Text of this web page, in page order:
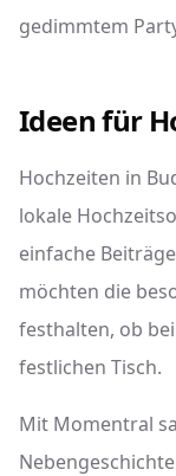
gedimmtem
Ideen für
Hochzeiten in
lokale
einfache
möchten die
festhalten, ob
festlichen Tisch.
Mit Momentral